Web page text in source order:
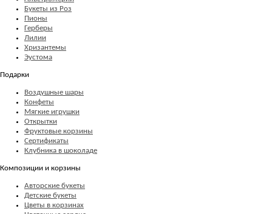
Букеты из Роз
Пионы
Герберы
Лилии
Хризантемы
Эустома
Подарки
Воздушные шары
Конфеты
Мягкие игрушки
Открытки
Фруктовые корзины
Сертификаты
Клубника в шоколаде
Композиции и корзины
Авторские букеты
Детские букеты
Цветы в корзинах